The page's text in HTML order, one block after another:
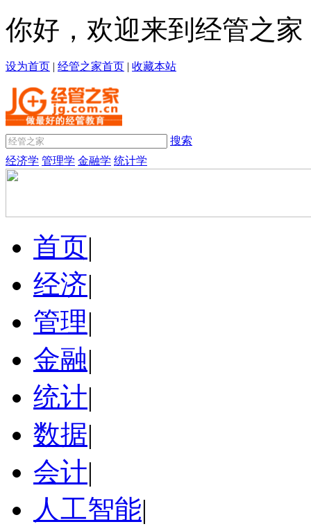
你好，欢迎来到经管之家
设为首页 | 经管之家首页 | 收藏本站
搜索
经济学 管理学 金融学 统计学
首页|
经济|
管理|
金融|
统计|
数据|
会计|
人工智能|